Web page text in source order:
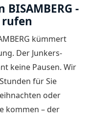
BISAMBERG -
kümmert
Der Junkers-
keine Pausen. Wir
für Sie
oder
kommen – der